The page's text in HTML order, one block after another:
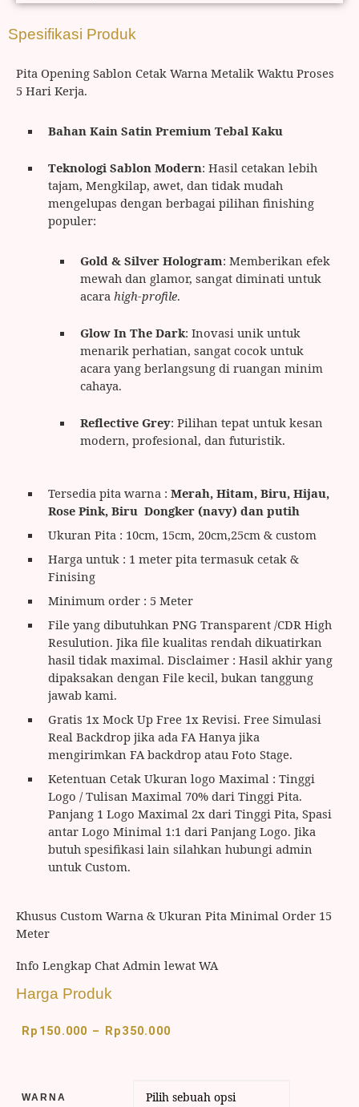
Spesifikasi Produk
Pita Opening Sablon Cetak Warna Metalik Waktu Proses
5 Hari Kerja.
Bahan Kain Satin Premium Tebal Kaku
Teknologi Sablon Modern: Hasil cetakan lebih
tajam, Mengkilap, awet, dan tidak mudah
mengelupas dengan berbagai pilihan finishing
populer:
Gold & Silver Hologram: Memberikan efek
mewah dan glamor, sangat diminati untuk
acara high-profile.
Glow In The Dark: Inovasi unik untuk
menarik perhatian, sangat cocok untuk
acara yang berlangsung di ruangan minim
cahaya.
Reflective Grey: Pilihan tepat untuk kesan
modern, profesional, dan futuristik.
Tersedia pita warna : Merah, Hitam, Biru, Hijau,
Rose Pink, Biru Dongker (navy) dan putih
Ukuran Pita : 10cm, 15cm, 20cm,25cm & custom
Harga untuk : 1 meter pita termasuk cetak &
Finising
Minimum order : 5 Meter
File yang dibutuhkan PNG Transparent /CDR High
Resulution. Jika file kualitas rendah dikuatirkan
hasil tidak maximal. Disclaimer : Hasil akhir yang
dipaksakan dengan File kecil, bukan tanggung
jawab kami.
Gratis 1x Mock Up Free 1x Revisi. Free Simulasi
Real Backdrop jika ada FA Hanya jika
mengirimkan FA backdrop atau Foto Stage.
Ketentuan Cetak Ukuran logo Maximal : Tinggi
Logo / Tulisan Maximal 70% dari Tinggi Pita.
Panjang 1 Logo Maximal 2x dari Tinggi Pita, Spasi
antar Logo Minimal 1:1 dari Panjang Logo. Jika
butuh spesifikasi lain silahkan hubungi admin
untuk Custom.
Khusus Custom Warna & Ukuran Pita Minimal Order 15
Meter
Info Lengkap Chat Admin lewat WA
Harga Produk
Rp 150.000 – Rp350.000
WARNA